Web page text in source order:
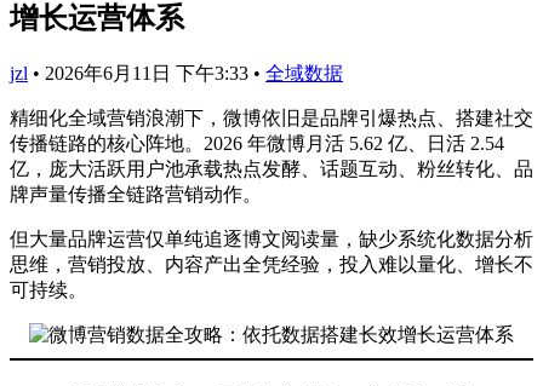
增长运营体系
jzl • 2026年6月11日 下午3:33 • 全域数据
精细化全域营销浪潮下，微博依旧是品牌引爆热点、搭建社交
传播链路的核心阵地。2026 年微博月活 5.62 亿、日活 2.54
亿，庞大活跃用户池承载热点发酵、话题互动、粉丝转化、品
牌声量传播全链路营销动作。
但大量品牌运营仅单纯追逐博文阅读量，缺少系统化数据分析
思维，营销投放、内容产出全凭经验，投入难以量化、增长不
可持续。